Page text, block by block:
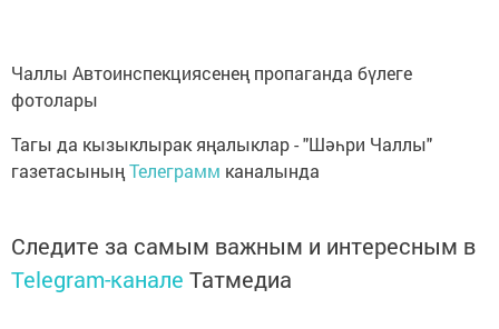
Чаллы Автоинспекциясенең пропаганда бүлеге
фотолары
Тагы да кызыклырак яңалыклар - "Шәһри Чаллы"
газетасының Телеграмм каналында
Следите за самым важным и интересным в
Telegram-канале Татмедиа